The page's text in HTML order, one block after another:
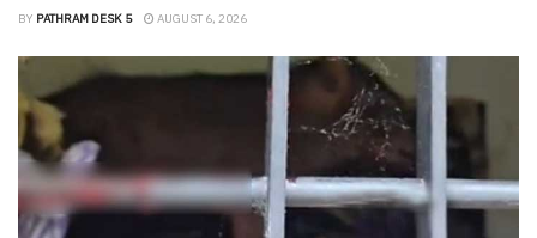
BY PATHRAM DESK 5 AUGUST 6, 2026